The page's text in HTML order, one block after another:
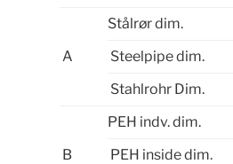
A
Stålrør dim.
Steelpipe dim.
Stahlrohr Dim.
B
PEH indv. dim.
PEH inside dim.